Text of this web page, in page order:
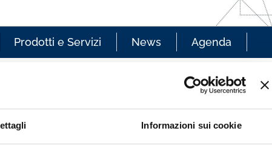
Informazioni sui cookie
Prodotti e Servizi News Agenda
Cliente già registrato